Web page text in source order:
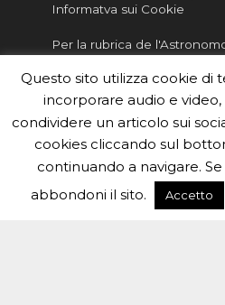
Informatva sui Cookie
Per la rubrica de
redazione.edu [chiocciola]
il form
Sei un insegnante? Scarica
distribuire nella tua scuola
Questo sito utilizza cookie di
incorporare audio e
condividere un articolo sui
cookies cliccando sul
continuando a navigare.
abbondoni il sito.
Accetto